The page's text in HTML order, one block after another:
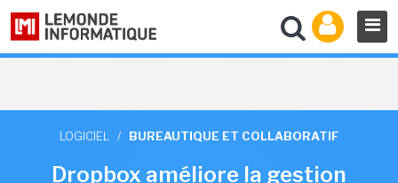
LOGICIEL / BUREAUTIQUE ET COLLABORATIF
Dropbox améliore la gestion